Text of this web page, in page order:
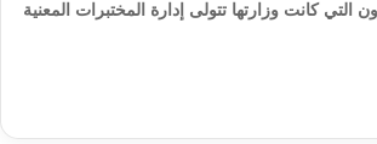
التي كانت وزارتها تتولى إدارة المختبرات المعنية